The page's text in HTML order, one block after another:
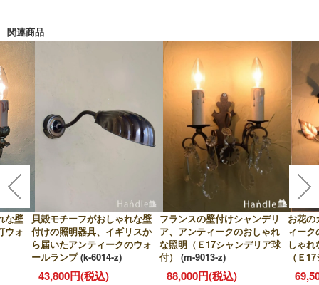
関連商品
な壁
ウォ
貝殻モチーフがおしゃれな壁
付けの照明器具、イギリスか
ら届いたアンティークのウォ
ールランプ (k-6014-z)
43,800円(税込)
フランスの壁付けシャンデリ
ア、アンティークのおしゃれ
な照明（Ｅ17シャンデリア球
付）
(m-9013-z)
88,000円(税込)
お花の
ィー
しゃ
（Ｅ
(m-